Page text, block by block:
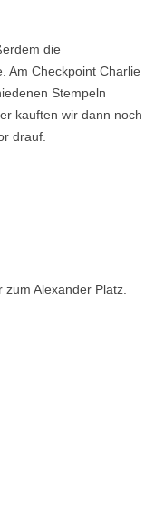
die
Am Checkpoint Charlie
Stempeln
kauften wir dann noch
drauf.
Alexander Platz.